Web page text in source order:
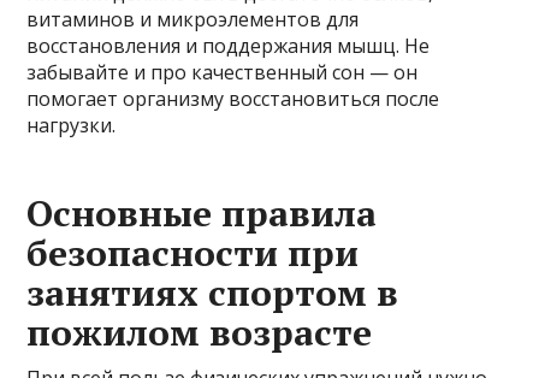
витаминов и микроэлементов для
восстановления и поддержания мышц. Не
забывайте и про качественный сон — он
помогает организму восстановиться после
нагрузки.
Основные правила
безопасности при
занятиях спортом в
пожилом возрасте